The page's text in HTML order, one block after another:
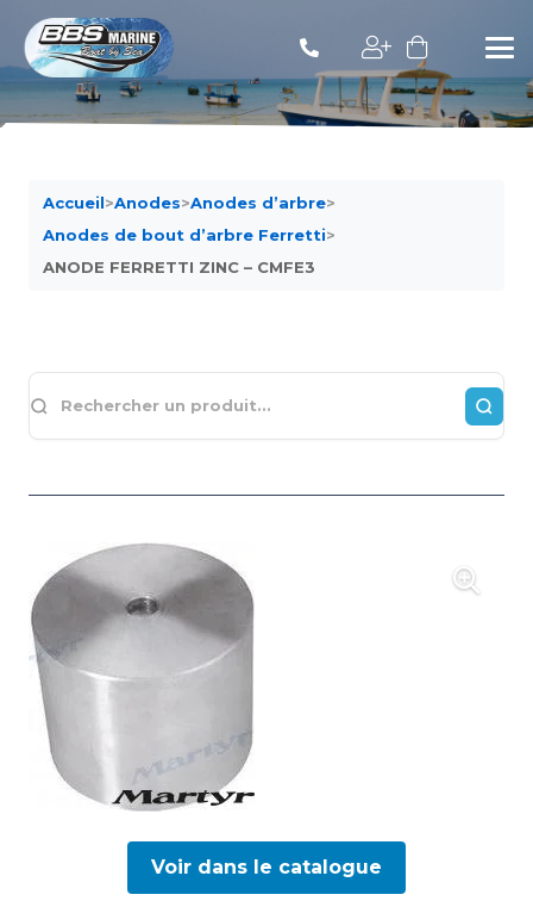
Accueil>Anodes>Anodes d’arbre>
Anodes de bout d’arbre Ferretti>
ANODE FERRETTI ZINC – CMFE3
Voir dans le catalogue